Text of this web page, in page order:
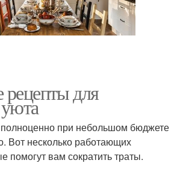
для
полноценно при небольшом бюджете
Вот несколько работающих
помогут вам сократить траты.